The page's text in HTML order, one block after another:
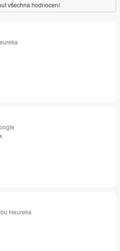
všechna hodnocení
Heureka